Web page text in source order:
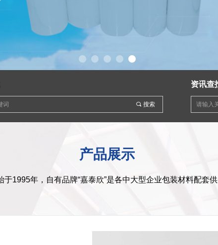
끠 搜索
资讯查
产品展示
于1995年，自有品牌“嘉泰欣”是各中大型企业包装材料配套